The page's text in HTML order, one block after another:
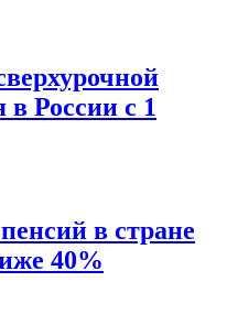
в России с 1
в стране
40%